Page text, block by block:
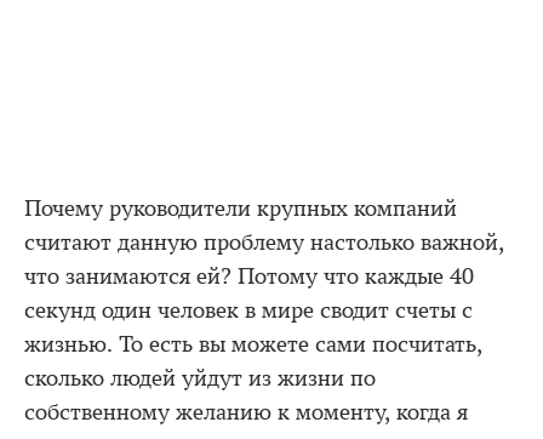
Почему руководители крупных компаний
считают данную проблему настолько важной,
что занимаются ей? Потому что каждые 40
секунд один человек в мире сводит счеты с
жизнью. То есть вы можете сами посчитать,
сколько людей уйдут из жизни по
собственному желанию к моменту, когда я